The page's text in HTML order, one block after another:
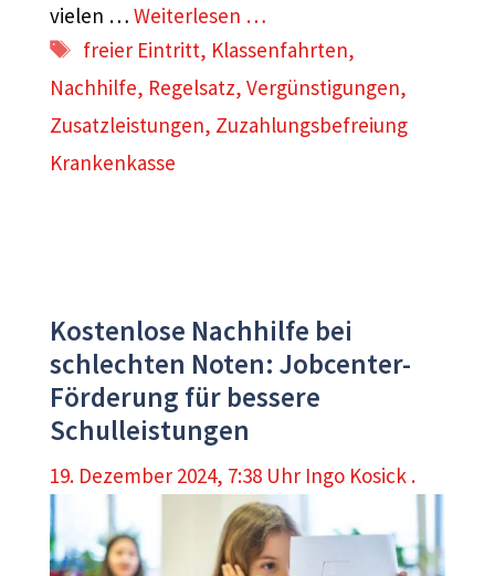
vielen … Weiterlesen …
Schlagwörter
freier Eintritt, Klassenfahrten,
Nachhilfe, Regelsatz, Vergünstigungen,
Zusatzleistungen, Zuzahlungsbefreiung
Krankenkasse
Kostenlose Nachhilfe bei
schlechten Noten: Jobcenter-
Förderung für bessere
Schulleistungen
19. Dezember 2024, 7:38 Uhr Ingo Kosick .